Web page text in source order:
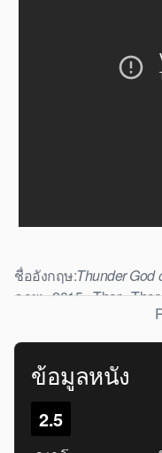
ชื่ออังกฤษ:Thunder God
ฉาย: 2015 Thor
สามารถป้องกันการลัก
กลัวหรือความทรงจำขอ
นักรบแห่งสวรรค์ผู้กล้า
เขาที่กำลังจะมาถึง โอ
ปกิ้นส์) เข้าสู่โลกแห่ง
ยอมรับว่าบุคคลผู้ศักดิ์สิทธิ์
ข้อมูลหนัง
2.5